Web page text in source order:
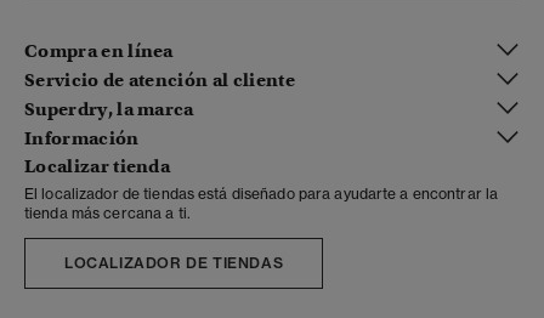
Compra en línea
Servicio de atención al cliente
Superdry, la marca
Información
Localizar tienda
El localizador de tiendas está diseñado para ayudarte a encontrar la
tienda más cercana a ti.
LOCALIZADOR DE TIENDAS